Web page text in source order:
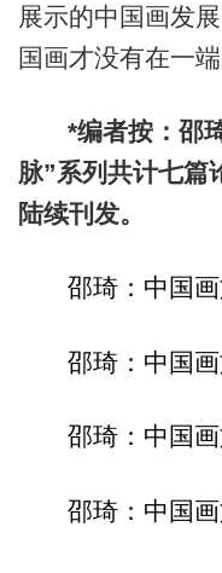
展示的中国画发
国画才没有在一
*编者按：邵
脉”系列共计七篇
陆续刊发。
邵琦：中国
邵琦：中国
邵琦：中国
邵琦：中国